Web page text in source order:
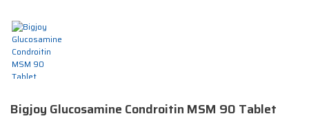
Bigjoy Glucosamine Condroitin MSM 90 Tablet